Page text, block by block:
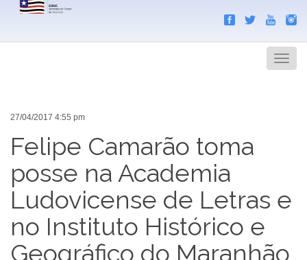
Menu
27/04/2017 4:55 pm
Felipe Camarão toma
posse na Academia
Ludovicense de Letras e
no Instituto Histórico e
Geográfico do Maranhão